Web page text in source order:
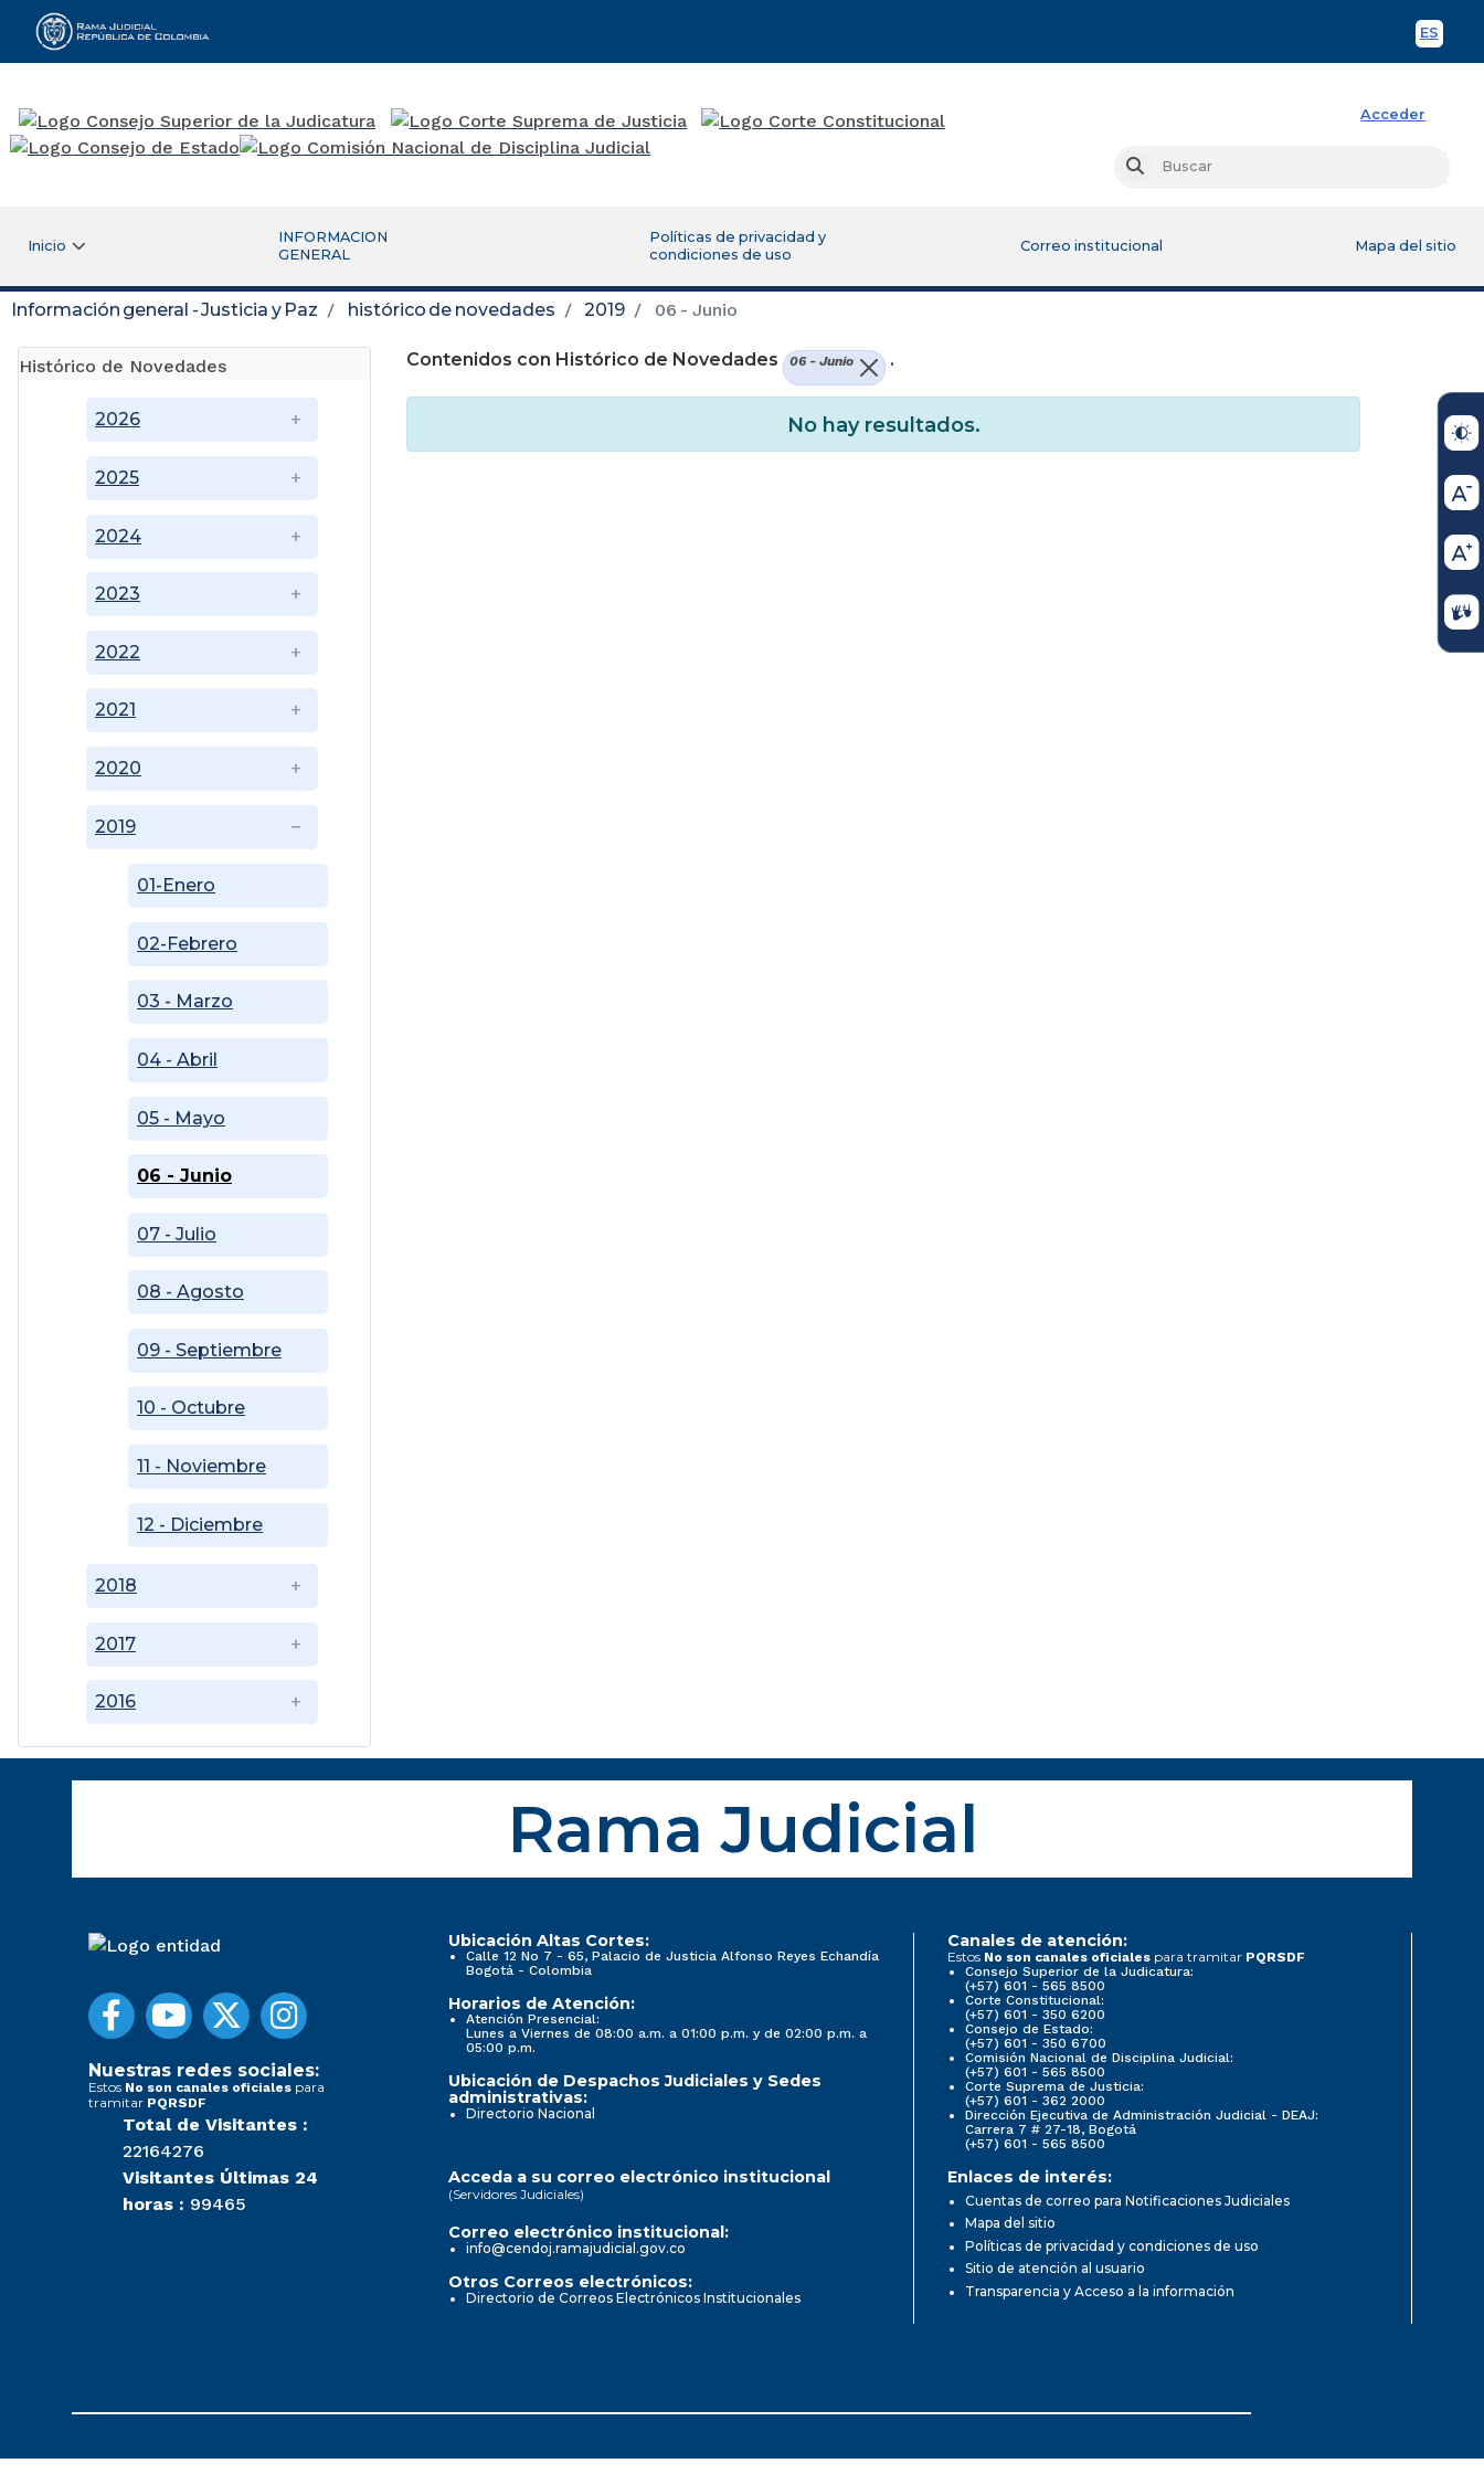
ES
Rama Judicial
Acceder
Buscar
Inicio
INFORMACION
GENERAL
Políticas de privacidad y
condiciones de uso
Correo institucional Mapa del sitio
Información general - Justicia y Paz histórico de novedades 2019 06 - Junio
Histórico de Novedades
2016
2017
2018
2019
01-Enero
02-Febrero
03 - Marzo
04 - Abril
05 - Mayo
06 - Junio
07 - Julio
08 - Agosto
09 - Septiembre
10 - Octubre
11 - Noviembre
12 - Diciembre
2020
2021
2022
2023
2024
2025
2026
Contenidos con Histórico de Novedades 06 - Junio .
No hay resultados.
Rama Judicial
Nuestras redes sociales:
Estos No son canales oficiales para
tramitar PQRSDF
Total de Visitantes :
22164276
Visitantes Últimas 24
horas : 99465
Ubicación Altas Cortes:
Calle 12 No 7 - 65, Palacio de Justicia Alfonso Reyes Echandía
Bogotá - Colombia
Horarios de Atención:
Atención Presencial:
Lunes a Viernes de 08:00 a.m. a 01:00 p.m. y de 02:00 p.m. a
05:00 p.m.
Ubicación de Despachos Judiciales y Sedes
administrativas:
Directorio Nacional
Canales de atención:
Estos No son canales oficiales para tramitar PQRSDF
Consejo Superior de la Judicatura:
(+57) 601 - 565 8500
Corte Constitucional:
(+57) 601 - 350 6200
Consejo de Estado:
(+57) 601 - 350 6700
Comisión Nacional de Disciplina Judicial:
(+57) 601 - 565 8500
Corte Suprema de Justicia:
(+57) 601 - 362 2000
Dirección Ejecutiva de Administración Judicial - DEAJ:
Carrera 7 # 27-18, Bogotá
(+57) 601 - 565 8500
Acceda a su correo electrónico institucional
(Servidores Judiciales)
Correo electrónico institucional:
info@cendoj.ramajudicial.gov.co
Otros Correos electrónicos:
Directorio de Correos Electrónicos Institucionales
Enlaces de interés:
Cuentas de correo para Notificaciones Judiciales
Mapa del sitio
Políticas de privacidad y condiciones de uso
Sitio de atención al usuario
Transparencia y Acceso a la información